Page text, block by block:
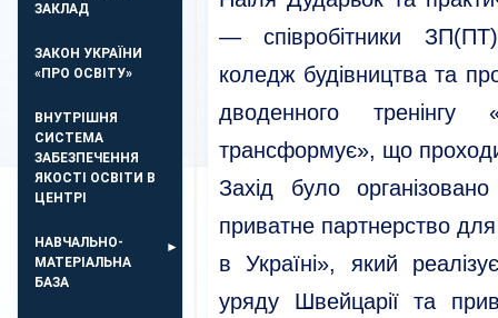
ЗАКЛАД
ЗАКОН УКРАЇНИ
«ПРО ОСВІТУ»
ВНУТРІШНЯ
СИСТЕМА
ЗАБЕЗПЕЧЕННЯ
ЯКОСТІ ОСВІТИ В
ЦЕНТРІ
НАВЧАЛЬНО-
МАТЕРІАЛЬНА
БАЗА
— співробітники
коледж будівництва та
дводенного
трансформує», що
Захід було
приватне партнерство
в Україні», який
уряду Швейцарії та